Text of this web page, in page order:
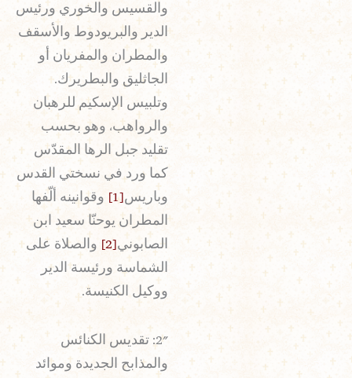
والقسيس والخوري ورئيس
الدير والبريودوط والأسقف
والمطران والمفريان أو
الجاثليق والبطريرك.
وتلبيس الإسكيم للرهبان
والرواهب، وهو بحسب
تقليد جبل الرها المقدّس
كما ورد في نسختي القدس
وباريس[1]
وقوانينه ألّفها
المطران يوحنّا سعيد ابن
الصابوني[2]
والصلاة على
الشماسة ورئيسة الدير
ووكيل الكنيسة.
2″: تقديس الكنائس
والمذابح الجديدة وموائد